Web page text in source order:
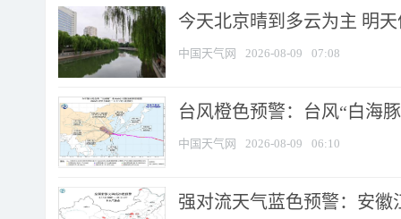
今天北京晴到多云为主 明
中国天气网 2026-08-09 07:08
台风橙色预警：台风“白海
中国天气网 2026-08-09 06:10
强对流天气蓝色预警：安徽